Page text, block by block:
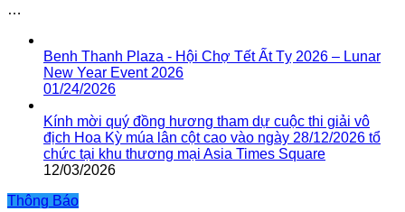
…
Benh Thanh Plaza - Hội Chợ Tết Ất Tỵ 2026 – Lunar
New Year Event 2026
01/24/2026
Kính mời quý đồng hương tham dự cuộc thi giải vô
địch Hoa Kỳ múa lân cột cao vào ngày 28/12/2026 tổ
chức tại khu thương mại Asia Times Square
12/03/2026
Thông Báo